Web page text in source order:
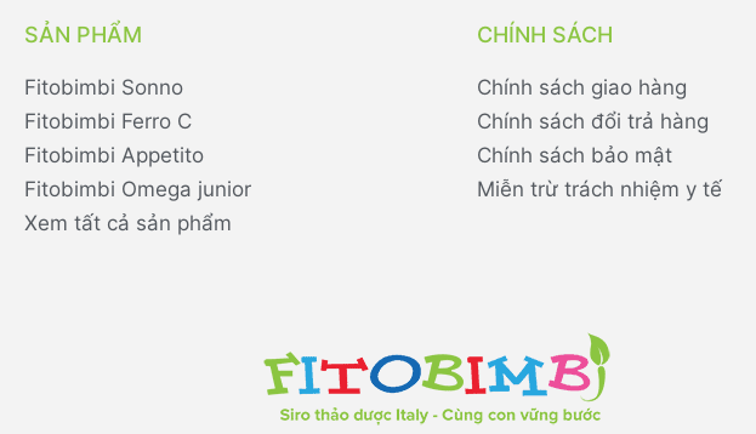
SẢN PHẨM
Fitobimbi Sonno
Fitobimbi Ferro C
Fitobimbi Appetito
Fitobimbi Omega junior
Xem tất cả sản phẩm
CHÍNH SÁCH
Chính sách giao hàng
Chính sách đổi trả hàng
Chính sách bảo mật
Miễn trừ trách nhiệm y tế